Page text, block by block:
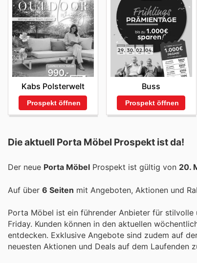
Kabs Polsterwelt
Prospekt öffnen
Buss
Prospekt öffnen
Die aktuell Porta Möbel Prospekt ist da!
Der neue Porta Möbel Prospekt ist gültig von 20.
Auf über 6 Seiten mit Angeboten, Aktionen und
Porta Möbel ist ein führender Anbieter für
Friday. Kunden können in den aktuellen
entdecken. Exklusive Angebote sind zudem auf
neuesten Aktionen und Deals auf dem Laufenden